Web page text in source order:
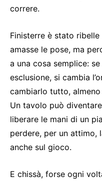
correre.
Finisterre è stato
amasse le pose, ma
a una cosa semplice:
esclusione, si cambia
cambiarlo tutto,
Un tavolo può
liberare le mani di un
perdere, per un attimo,
anche sul gioco.
E chissà, forse ogni